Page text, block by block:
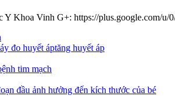
Khoa Vinh G+: https://plus.google.com/u/
đo huyết áptăng huyết áp
tim mạch
đầu ảnh hưởng đến kích thước của bé